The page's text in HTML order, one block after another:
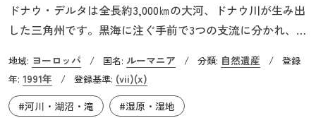
ドナウ・デルタは全長約3,000㎞の大河、ドナウ川が生み出
した三角州です。黒海に注ぐ手前で3つの支流に分かれ、ヨ
5,470㎢に及び、貴重な生物と自然が育まれる広大な地域で
す。世界遺産登録国はルーマニア。ドナウ川が運んだ大量
の土砂が堆積してできた場所で、大小の湖や沼、砂地の森
地域: ヨーロッパ / 国名: ルーマニア / 分類: 自然遺産 /
登録
年: 1991年 / 登録基準: (vii)(x)
#河川・湖沼・滝
#湿原・湿地